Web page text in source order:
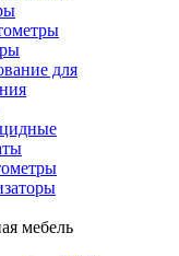
для